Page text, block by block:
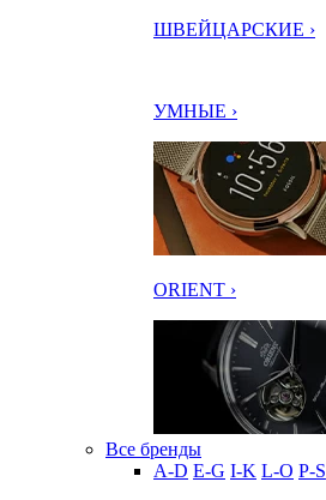
ШВЕЙЦАРСКИЕ ›
УМНЫЕ ›
ORIENT ›
Все бренды
A-D E-G I-K L-O P-S